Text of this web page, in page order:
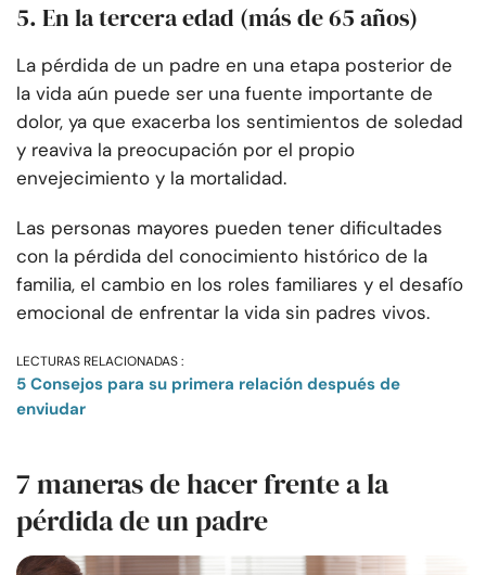
5. En la tercera edad (más de 65 años)
La pérdida de un padre en una etapa posterior de
la vida aún puede ser una fuente importante de
dolor, ya que exacerba los sentimientos de soledad
y reaviva la preocupación por el propio
envejecimiento y la mortalidad.
Las personas mayores pueden tener dificultades
con la pérdida del conocimiento histórico de la
familia, el cambio en los roles familiares y el desafío
emocional de enfrentar la vida sin padres vivos.
LECTURAS RELACIONADAS :
5 Consejos para su primera relación después de
enviudar
7 maneras de hacer frente a la
pérdida de un padre